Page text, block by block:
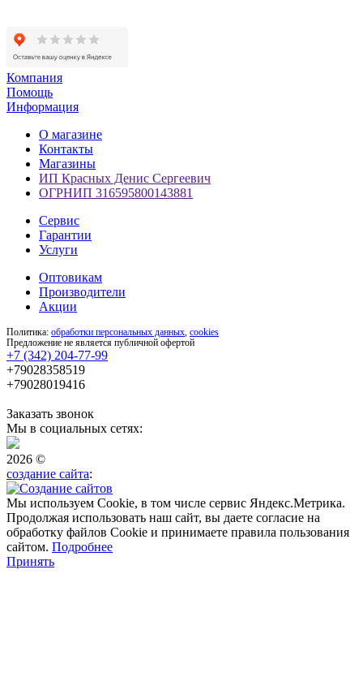
Компания
Помощь
Информация
О магазине
Контакты
Магазины
ИП Красных Денис Сергеевич
ОГРНИП 316595800143881
Сервис
Гарантии
Услуги
Оптовикам
Производители
Акции
Политика: обработки персональных данных cookies
Предложение не является публичной офертой
+7 (342) 204-77-99
+79028358519
+79028019416
Заказать звонок
Мы в социальных сетях:
2026 ©
создание сайта:
Мы используем Cookie, в том числе сервис Яндекс.Метрика.
Продолжая использовать наш сайт, вы даете согласие на
обработку файлов Cookie и принимаете правила пользования
сайтом. Подробнее
Принять